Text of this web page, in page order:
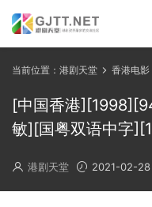
当前位置： 港剧天堂 香港电影
[中国香港
敏][国粤双语中字
港剧天堂 2021-02-28